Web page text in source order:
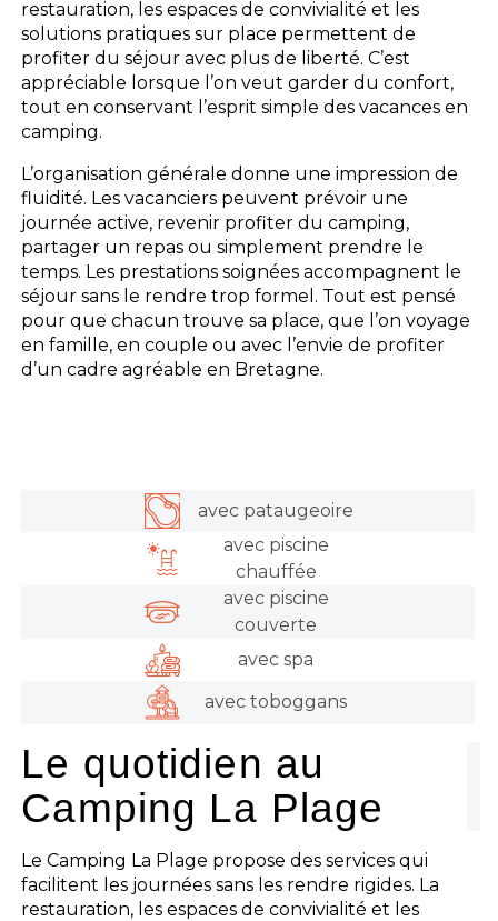
restauration, les espaces de convivialité et les
solutions pratiques sur place permettent de
profiter du séjour avec plus de liberté. C’est
appréciable lorsque l’on veut garder du confort,
tout en conservant l’esprit simple des vacances en
camping.
L’organisation générale donne une impression de
fluidité. Les vacanciers peuvent prévoir une
journée active, revenir profiter du camping,
partager un repas ou simplement prendre le
temps. Les prestations soignées accompagnent le
séjour sans le rendre trop formel. Tout est pensé
pour que chacun trouve sa place, que l’on voyage
en famille, en couple ou avec l’envie de profiter
d’un cadre agréable en Bretagne.
avec pataugeoire
avec piscine
chauffée
avec piscine
couverte
avec spa
avec toboggans
Le quotidien au
Camping La Plage
Le Camping La Plage propose des services qui
facilitent les journées sans les rendre rigides. La
restauration, les espaces de convivialité et les